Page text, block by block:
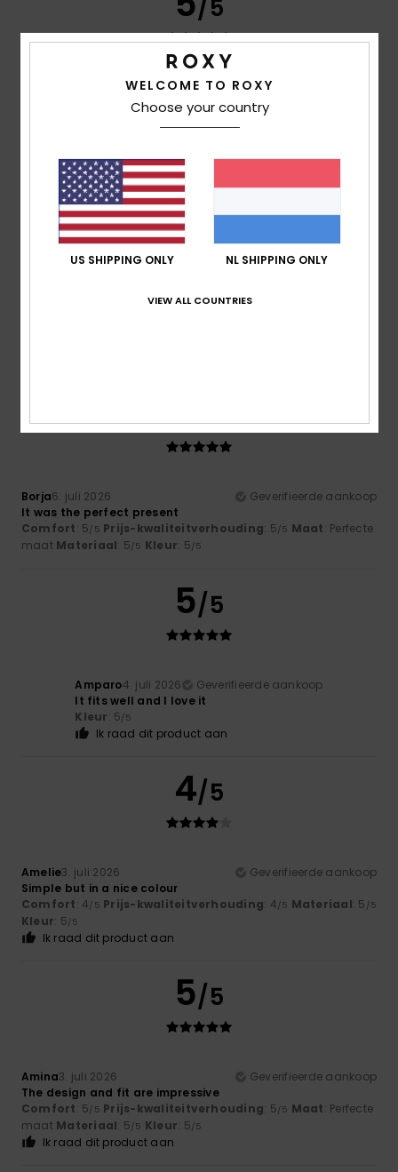
/5
8. juli 2026
Geverifieerde aankoop
Just what I was looking for
Prijs-kwaliteitverhouding: 5
5 /5
A slim and elegant flip-flop
5/5
Borja6. juli 2026
Geverifieerde aankoop
It was the perfect present
Comfort: 5/5 Prijs-kwaliteitverhouding: 5/5 Maat: Perfecte
maat Materiaal: 5/5 Kleur: 5/5
5/5
Amparo4. juli 2026
Geverifieerde aankoop
It fits well and I love it
Kleur: 5/5
Ik raad dit product aan
4/5
Amelie3. juli 2026
Geverifieerde aankoop
Simple but in a nice colour
Comfort: 4/5 Prijs-kwaliteitverhouding: 4/5 Materiaal: 5 /5
Kleur: 5/5
Ik raad dit product aan
5/5
Amina3. juli 2026
Geverifieerde aankoop
The design and fit are impressive
Comfort: 5/5 Prijs-kwaliteitverhouding: 5/5 Maat: Perfecte
maat Materiaal: 5/5 Kleur: 5/5
Ik raad dit product aan
WELCOME TO ROXY
Choose your country
US SHIPPING ONLY NL SHIPPING ONLY
VIEW ALL COUNTRIES